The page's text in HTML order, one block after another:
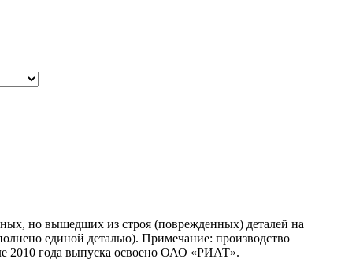
но вышедших из строя (поврежденных) деталей на
единой деталью). Примечание: производство
2010 года выпуска освоено ОАО «РИАТ».